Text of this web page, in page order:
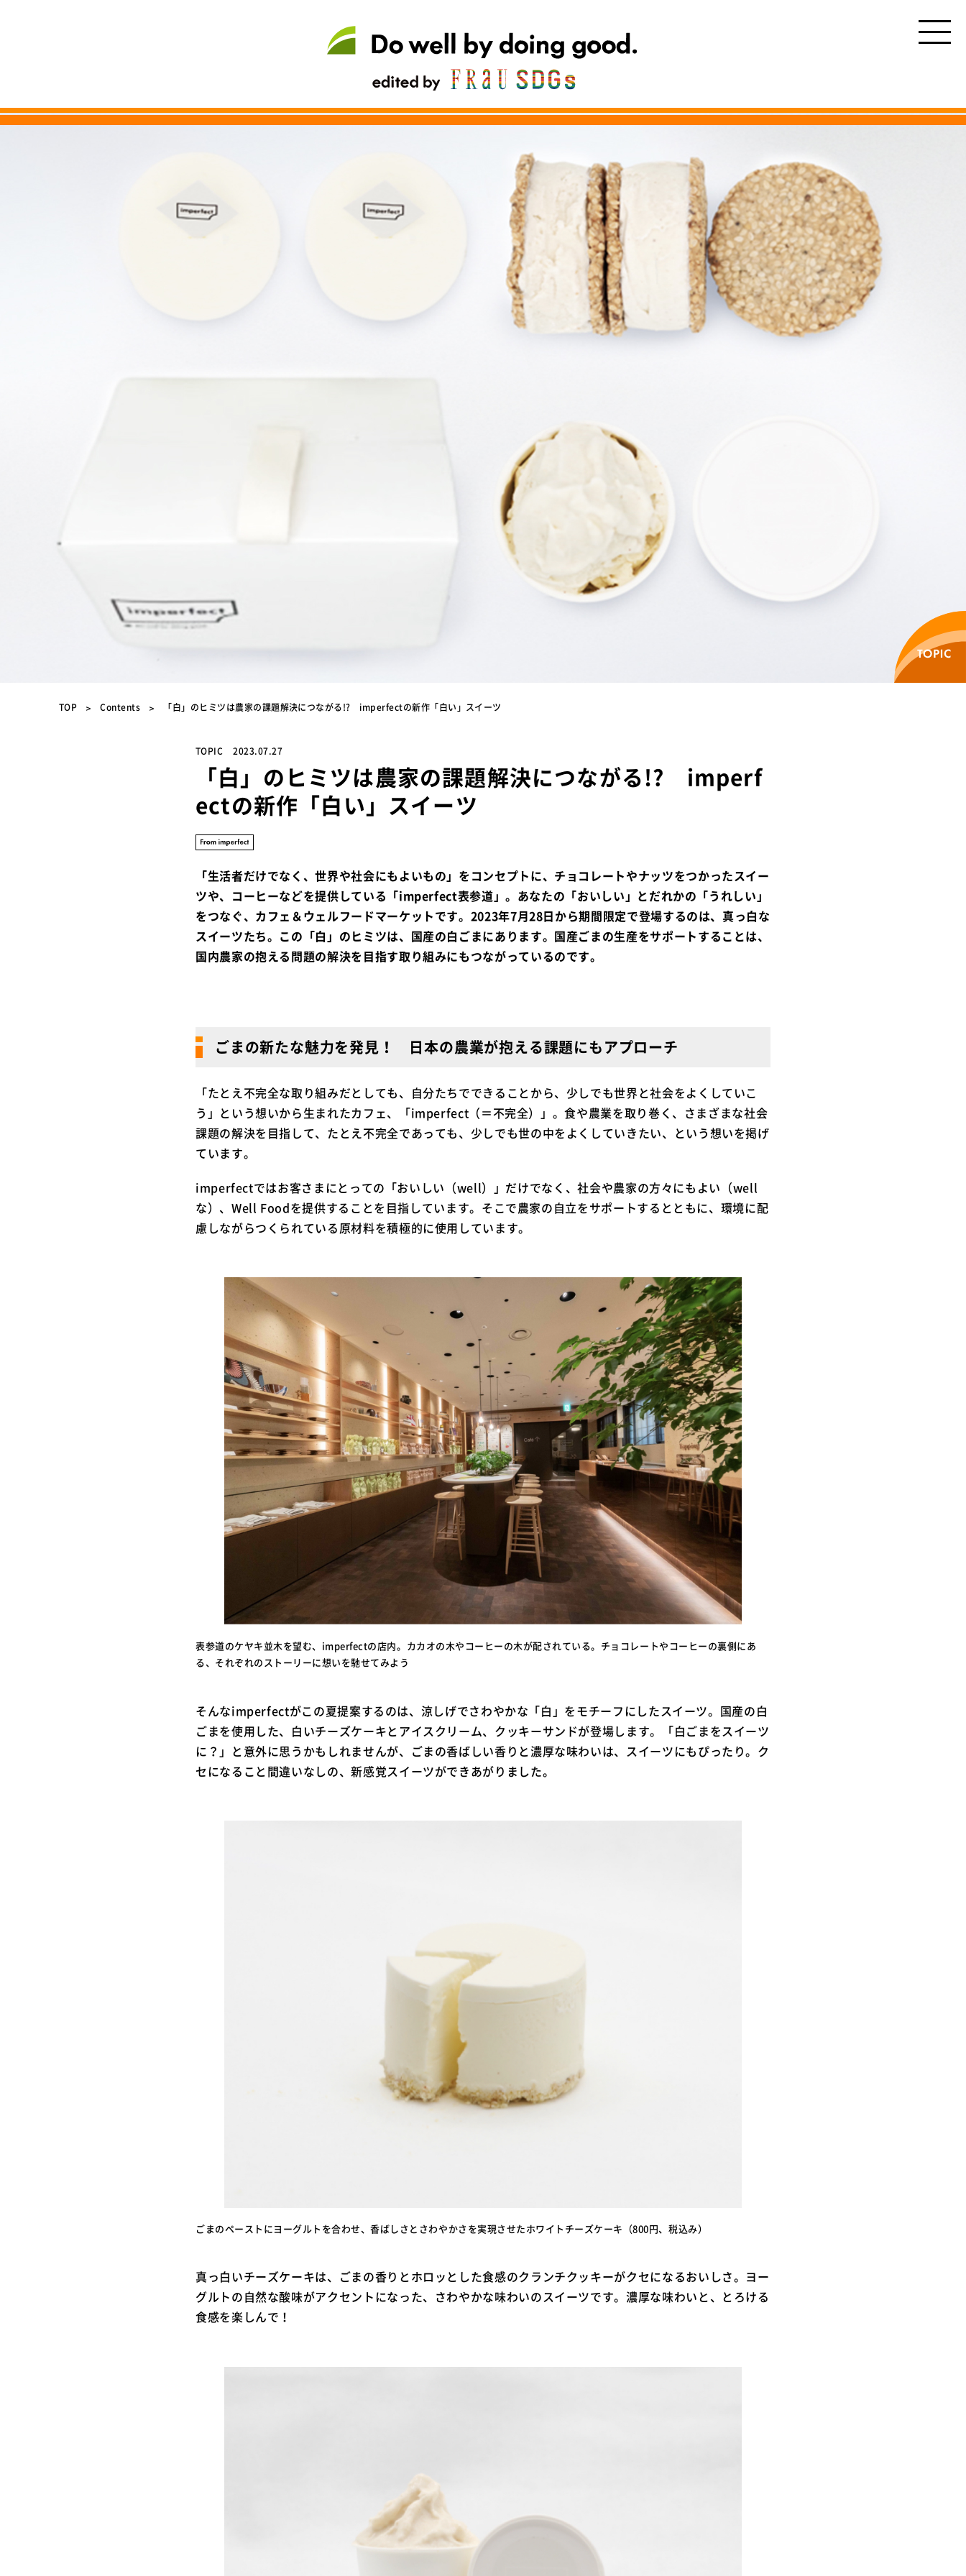
TOP Contents 「白」のヒミツは農家の課題解決につながる!? imperfectの新作「白い」スイーツ
TOPIC 2023.07.27
「白」のヒミツは農家の課題解決につながる!? imperf
ectの新作「白い」スイーツ
「生活者だけでなく、世界や社会にもよいもの」をコンセプトに、チョコレートやナッツをつかったスイー
ツや、コーヒーなどを提供している「imperfect表参道」。あなたの「おいしい」とだれかの「うれしい」
をつなぐ、カフェ＆ウェルフードマーケットです。2023年7月28日から期間限定で登場するのは、真っ白な
スイーツたち。この「白」のヒミツは、国産の白ごまにあります。国産ごまの生産をサポートすることは、
国内農家の抱える問題の解決を目指す取り組みにもつながっているのです。
ごまの新たな魅力を発見！ 日本の農業が抱える課題にもアプローチ
「たとえ不完全な取り組みだとしても、自分たちでできることから、少しでも世界と社会をよくしていこ
う」という想いから生まれたカフェ、「imperfect（＝不完全）」。食や農業を取り巻く、さまざまな社会
課題の解決を目指して、たとえ不完全であっても、少しでも世の中をよくしていきたい、という想いを掲げ
ています。
imperfectではお客さまにとっての「おいしい（well）」だけでなく、社会や農家の方々にもよい（well
な）、Well Foodを提供することを目指しています。そこで農家の自立をサポートするとともに、環境に配
慮しながらつくられている原材料を積極的に使用しています。
表参道のケヤキ並木を望む、imperfectの店内。カカオの木やコーヒーの木が配されている。チョコレートやコーヒーの裏側にあ
る、それぞれのストーリーに想いを馳せてみよう
そんなimperfectがこの夏提案するのは、涼しげでさわやかな「白」をモチーフにしたスイーツ。国産の白
ごまを使用した、白いチーズケーキとアイスクリーム、クッキーサンドが登場します。「白ごまをスイーツ
に？」と意外に思うかもしれませんが、ごまの香ばしい香りと濃厚な味わいは、スイーツにもぴったり。ク
セになること間違いなしの、新感覚スイーツができあがりました。
ごまのペーストにヨーグルトを合わせ、香ばしさとさわやかさを実現させたホワイトチーズケーキ（800円、税込み）
真っ白いチーズケーキは、ごまの香りとホロッとした食感のクランチクッキーがクセになるおいしさ。ヨー
グルトの自然な酸味がアクセントになった、さわやかな味わいのスイーツです。濃厚な味わいと、とろける
食感を楽しんで！